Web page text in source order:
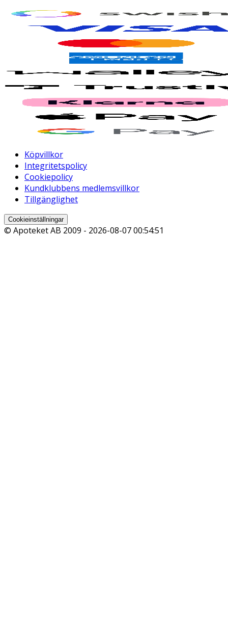
Köpvillkor
Integritetspolicy
Cookiepolicy
Kundklubbens medlemsvillkor
Tillgänglighet
Cookieinställningar
© Apoteket AB 2009 - 2026-08-07 00:54:51